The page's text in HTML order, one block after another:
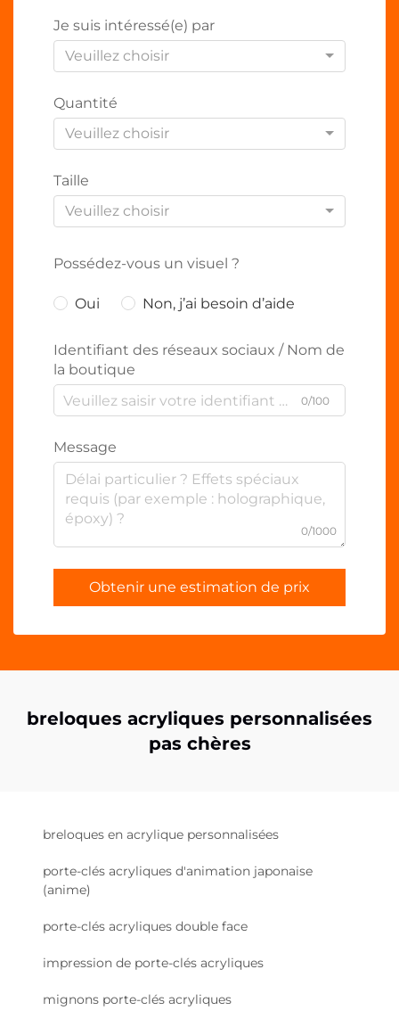
Je suis intéressé(e) par
Veuillez choisir
Quantité
Veuillez choisir
Taille
Veuillez choisir
Possédez-vous un visuel ?
Oui Non, j’ai besoin d’aide
Identifiant des réseaux sociaux / Nom de
la boutique
0/100
Message
0/1000
Obtenir une estimation de prix
breloques acryliques personnalisées
pas chères
breloques en acrylique personnalisées
porte-clés acryliques d'animation japonaise
(anime)
porte-clés acryliques double face
impression de porte-clés acryliques
mignons porte-clés acryliques